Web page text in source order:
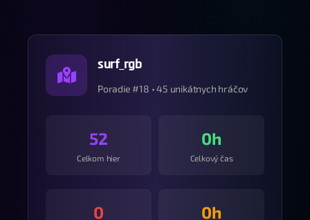
surf_rgb
Poradie #18 • 45 unikátnych hráčov
52
Celkom hier
0h
Celkový čas
0 0h